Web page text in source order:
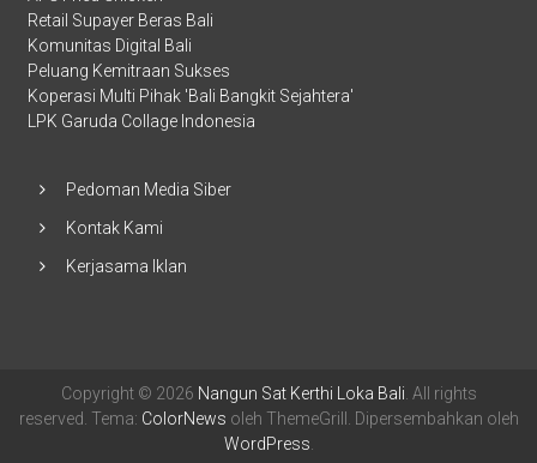
Retail Supayer Beras Bali
Komunitas Digital Bali
Peluang Kemitraan Sukses
Koperasi Multi Pihak 'Bali Bangkit Sejahtera'
LPK Garuda Collage Indonesia
Pedoman Media Siber
Kontak Kami
Kerjasama Iklan
Copyright © 2026 Nangun Sat Kerthi Loka Bali . All rights
reserved. Tema: ColorNews oleh ThemeGrill. Dipersembahkan oleh
WordPress